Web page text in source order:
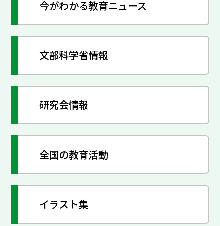
今がわかる教育ニュース
文部科学省情報
研究会情報
全国の教育活動
イラスト集